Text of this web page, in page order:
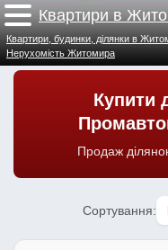
Квартири в
Квартири, будинки, ділянки в
Нерухомість Житомира
Купити
Продаж
Сортування: